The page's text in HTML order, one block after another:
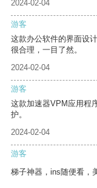
2024-02-04
游客
这款办公软件的界面设
很合理，一目了然。
2024-02-04
游客
这款加速器VPM应用程
护。
2024-02-04
游客
梯子神器，ins随便看，